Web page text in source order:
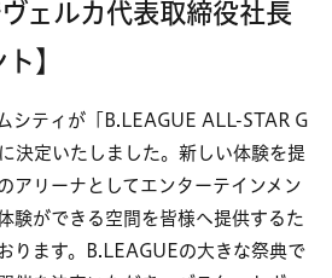
ェルカ代表取締役社長
】
シティが「B.LEAGUE ALL-STAR G
決定いたしました。新しい体験を提
アリーナとしてエンターテインメン
験ができる空間を皆様へ提供するた
ります。B.LEAGUEの大きな祭典で